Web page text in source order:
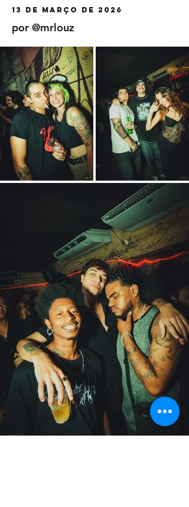
13 de março de 2026
por @mrlouz